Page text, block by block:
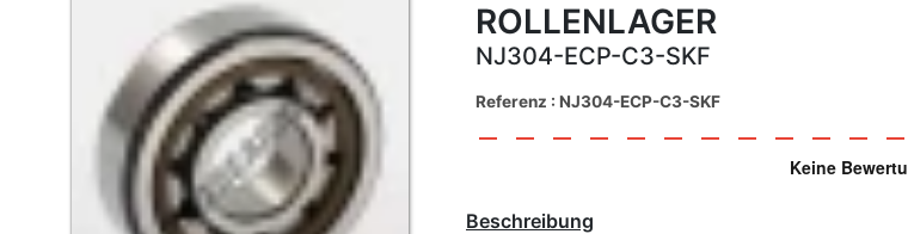
ROLLENLAGER
NJ304-ECP-C3-SKF
Referenz : NJ304-ECP-C3-SKF
Beschreibung